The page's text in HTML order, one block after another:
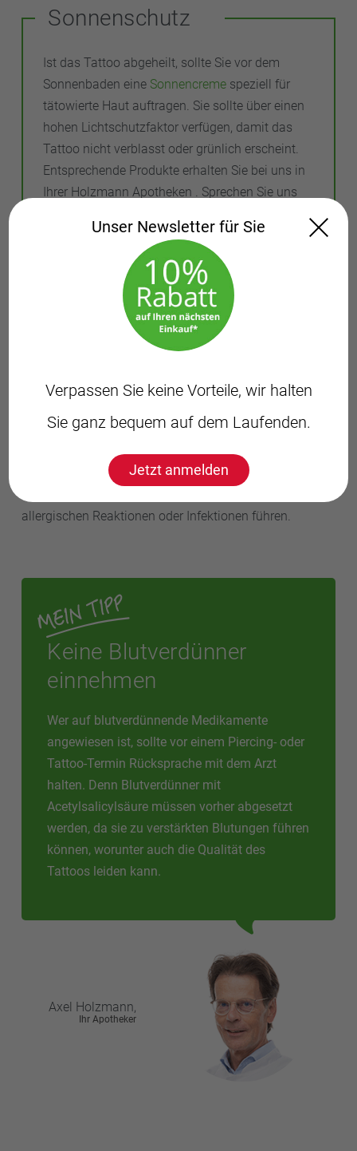
Sonnenschutz
Ist das Tattoo abgeheilt, sollte Sie vor dem
Sonnenbaden eine Sonnencreme speziell für
tätowierte Haut auftragen. Sie sollte über einen
hohen Lichtschutzfaktor verfügen, damit das
Tattoo nicht verblasst oder grünlich erscheint.
Entsprechende Produkte erhalten Sie bei uns in
Ihrer Holzmann Apotheken . Sprechen Sie uns
Temporäre Tattoos: Vorsicht
bei Hautkrankheiten
Auch für Erwachsene sind sie eine gute Möglichkeit, um
auszuprobieren. Wer allerdings zu Hautkrankheiten wie
oderSchuppenflechteneigt, sollte auf
temporäre Tattoos verzichten. Denn sie können die
allergischen Reaktionen oder Infektionen führen.
Keine Blutverdünner
einnehmen
Wer auf blutverdünnende Medikamente
angewiesen ist, sollte vor einem Piercing- oder
Tattoo-Termin Rücksprache mit dem Arzt
halten. Denn Blutverdünner mit
Acetylsalicylsäure müssen vorher abgesetzt
werden, da sie zu verstärkten Blutungen führen
können, worunter auch die Qualität des
Tattoos leiden kann.
Axel Holzmann,
Ihr Apotheker
Unser Newsletter für Sie
Verpassen Sie keine Vorteile, wir halten
Sie ganz bequem auf dem Laufenden.
Jetzt anmelden